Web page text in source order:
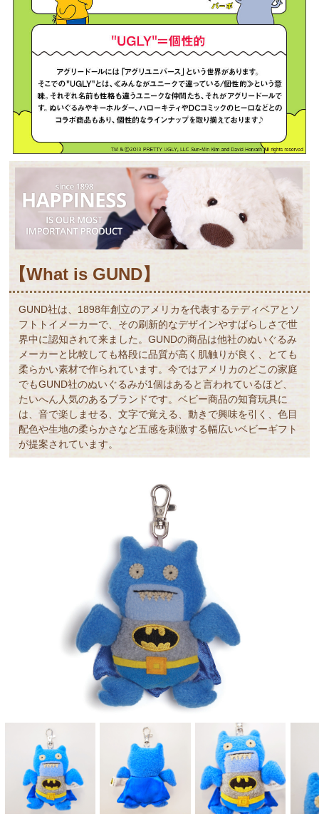
【What is GUND】
GUND社は、1898年創立のアメリカを代表するテディベアとソ
フトトイメーカーで、その刷新的なデザインやすばらしさで世
界中に認知されて来ました。GUNDの商品は他社のぬいぐるみ
メーカーと比較しても格段に品質が高く肌触りが良く、とても
柔らかい素材で作られています。今ではアメリカのどこの家庭
でもGUND社のぬいぐるみが1個はあると言われているほど、
たいへん人気のあるブランドです。ベビー商品の知育玩具に
は、音で楽しませる、文字で覚える、動きで興味を引く、色目
配色や生地の柔らかさなど五感を刺激する幅広いベビーギフト
が提案されています。